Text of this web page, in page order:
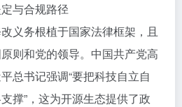
与合规路径
义务根植于国家法律框架，且
则和党的领导。中国共产党高
总书记强调“要把科技自立自
撑”，这为开源生态提供了政